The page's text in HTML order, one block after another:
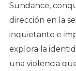
Sundance,
dirección en la
inquietante e
explora la
una violencia